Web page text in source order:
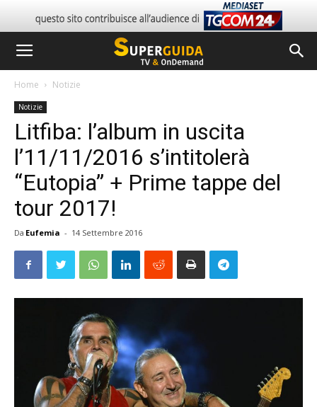
Home Notizie
Notizie
Litfiba: l’album in uscita
l’11/11/2016 s’intitolerà
“Eutopia” + Prime tappe del
tour 2017!
Da Eufemia - 14 Settembre 2016